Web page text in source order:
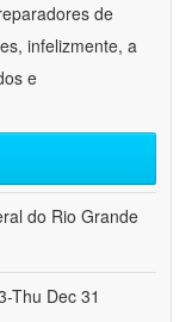
de
infelizmente, a
e
do Rio Grande
Thu Dec 31